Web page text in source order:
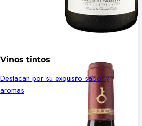
Vinos tintos
Destacan por su exquisito sabor y
aromas